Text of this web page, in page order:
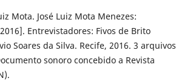
Mota. José Luiz Mota Menezes:
Entrevistadores: Fivos de Brito
Soares da Silva. Recife, 2016. 3 arquivos
sonoro concebido a Revista